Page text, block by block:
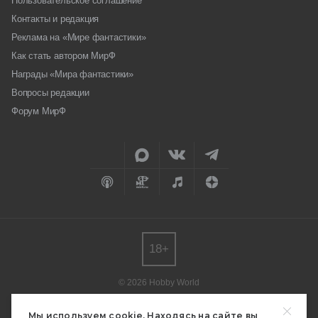
Мы используем cookie. Находясь на сайте вы
Контакты и редакция
Реклама на «Мире фантастики»
Как стать автором МирФ
Награды «Мира фантастики»
Вопросы редакции
Форум МирФ
© 2026 Hobby World
редакции.
18+